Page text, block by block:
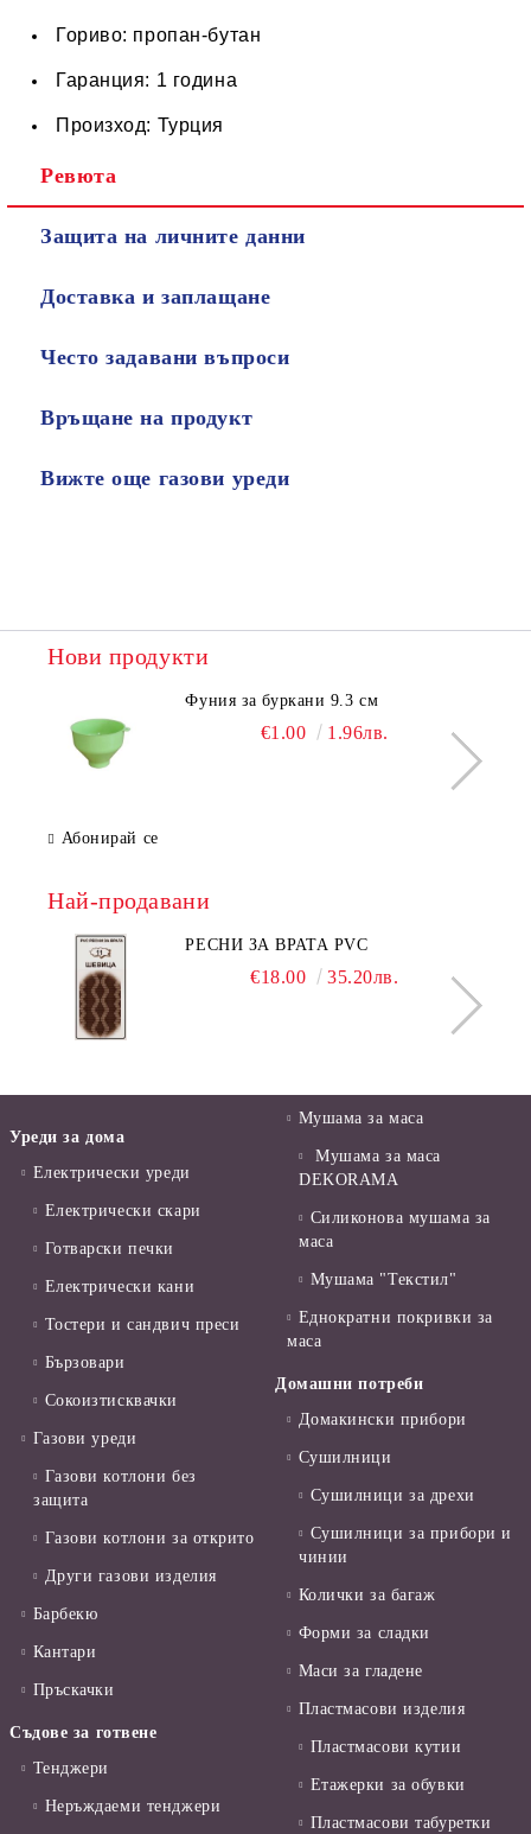
Гориво: пропан-бутан
Гаранция: 1 година
Произход: Турция
Ревюта
Защита на личните данни
Доставка и заплащане
Често задавани въпроси
Връщане на продукт
Вижте още газови уреди
Нови продукти
Фуния за буркани 9.3 см
€1.00 1.96лв.
Абонирай се
Най-продавани
РЕСНИ ЗА ВРАТА PVC
€18.00 35.20лв.
Уреди за дома
Електрически уреди
Електрически скари
Готварски печки
Електрически кани
Тостери и сандвич преси
Бързовари
Сокоизтисквачки
Газови уреди
Газови котлони без
защита
Газови котлони за открито
Други газови изделия
Барбекю
Кантари
Пръскачки
Съдове за готвене
Тенджери
Неръждаеми тенджери
Мушама за маса
Мушама за маса
DEKORAMA
Силиконова мушама за
маса
Мушама "Текстил"
Еднократни покривки за
маса
Домашни потреби
Домакински прибори
Сушилници
Сушилници за дрехи
Сушилници за прибори и
чинии
Колички за багаж
Форми за сладки
Маси за гладене
Пластмасови изделия
Пластмасови кутии
Етажерки за обувки
Пластмасови табуретки